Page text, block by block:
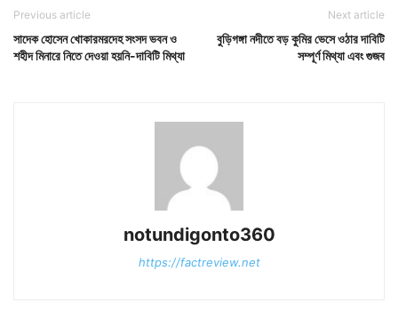
Previous article
সাদেক হোসেন খোকারমরদেহ সংসদ ভবন ও
শহীদ মিনারে নিতে দেওয়া হয়নি-দাবিটি মিথ্যা
Next article
বুড়িগঙ্গা নদীতে বড় কুমির ভেসে ওঠার দাবিটি
সম্পূর্ণ মিথ্যা এবং গুজব
notundigonto360
https://factreview.net